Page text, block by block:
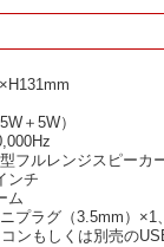
＋5W）
フルレンジスピーカ
ンチ
ム
プラグ（3.5mm）×1
ンもしくは別売の